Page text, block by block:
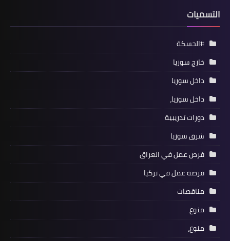
التسميات
#الحسكة
خارج سوريا
داخل سوريا
داخل سوريا،
دورات تدريبية
شرق سوريا
فرص عمل في العراق
فرصة عمل في تركيا
مناقصات
منوع
منوع،